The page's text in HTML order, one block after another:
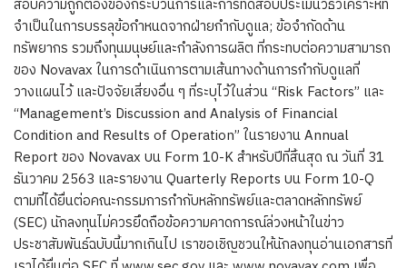
สอบความถูกต้องของกระบวนการและการทดสอบประเมินวิธีวิเคราะห์ที่
จำเป็นในการบรรลุข้อกำหนดจากฝ่ายกำกับดูแล; ข้อจำกัดด้าน
ทรัพยากร รวมถึงทุนมนุษย์และกำลังการผลิต ที่กระทบต่อความสามารถ
ของ Novavax ในการดำเนินการตามเส้นทางด้านการกำกับดูแลที่
วางแผนไว้ และปัจจัยเสี่ยงอื่น ๆ ที่ระบุไว้ในส่วน “Risk Factors” และ
“Management’s Discussion and Analysis of Financial
Condition and Results of Operation” ในรายงาน Annual
Report ของ Novavax บน Form 10-K สำหรับปีที่สิ้นสุด ณ วันที่ 31
ธันวาคม 2563 และรายงาน Quarterly Reports บน Form 10-Q
ตามที่ได้ยื่นต่อคณะกรรมการกำกับหลักทรัพย์และตลาดหลักทรัพย์
(SEC) นักลงทุนไม่ควรยึดถือข้อความคาดการณ์ล่วงหน้าในข่าว
ประชาสัมพันธ์ฉบับนี้มากเกินไป เราขอเชิญชวนให้นักลงทุนอ่านเอกสารที่